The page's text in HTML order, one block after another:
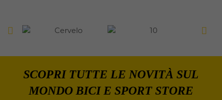
SCOPRI TUTTE LE NOVITÀ SUL
MONDO BICI E SPORT STORE